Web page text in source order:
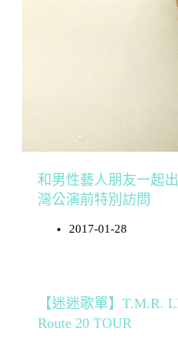
和男性藝人朋友一起
灣公演前特別訪問
2017-01-28
【迷迷歌單】T.M.R.
Route 20 TOUR